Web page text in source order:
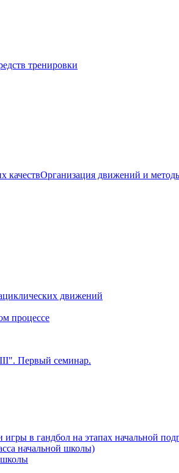
тренировки
Организация движений и
движений
процессе
Первый семинар.
в гандбол на этапах начальной
начальной школы)
школы